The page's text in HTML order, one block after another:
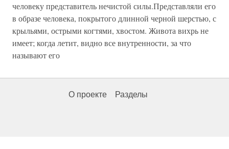
человеку представитель нечистой силы.Представляли его
в образе человека, покрытого длинной черной шерстью, с
крыльями, острыми когтями, хвостом. Живота вихрь не
имеет; когда летит, видно все внутренности, за что
называют его
О проекте Разделы